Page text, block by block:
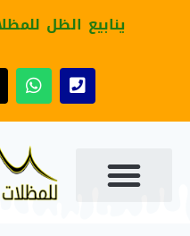
ينابيع الظل